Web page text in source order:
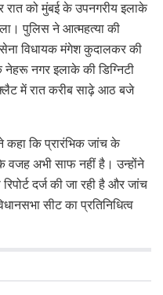
रात को मुंबई के उपनगरीय इलाके
पुलिस ने आत्महत्या की
विधायक मंगेश कुदालकर की
नेहरू नगर इलाके की डिग्निटी
में रात करीब साढ़े आठ बजे
कि प्रारंभिक जांच के
वजह अभी साफ नहीं है। उन्होंने
दर्ज की जा रही है और जांच
सीट का प्रतिनिधित्व